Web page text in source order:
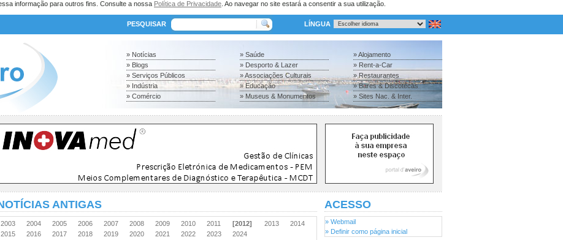
informação para outros fins. Consulte a nossa Política de Privacidade . Ao navegar no site estará a consentir a sua utilização.
PESQUISAR LÍNGUA
» Notícias
» Blogs
» Serviços Públicos
» Indústria
» Comércio
» Saúde
» Desporto & Lazer
» Associações Culturais
» Educação
» Museus & Monumentos
» Alojamento
» Rent-a-Car
» Restaurantes
» Bares & Discotecas
» Sites Nac. & Inter.
ANTIGAS
2003 2004 2005 2006 2007 2008 2009 2010 2011 [2012] 2013
2014
2015
2016 2017 2018 2019 2020 2021 2022 2023
2024
ACESSO
» Webmail
» Definir como página inicial